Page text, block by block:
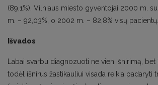
(89,1%). Vilniaus miesto gyventojai 2000 m.
m. – 92,03%, o 2002 m. – 82,8% visų pacientų.
Išvados
Labai svarbu diagnozuoti ne vien išnirimą, bet
todėl išnirus žastikauliui visada reikia padaryti